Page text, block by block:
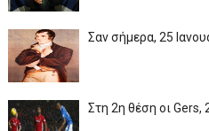
Σαν σήμερα, 25
Στη 2η θέση οι Gers,